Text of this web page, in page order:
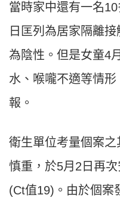
當時家中還有一名
日匡列為居家隔離
為陰性。但是女童4
水、喉嚨不適等情形
報。
衛生單位考量個案
慎重，於5月2日再
(Ct值19)。由於個案